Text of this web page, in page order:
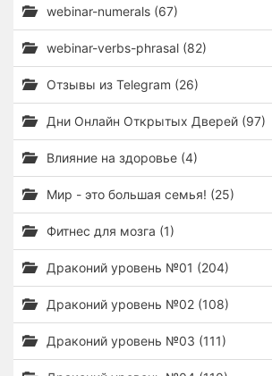
webinar-numerals (67)
webinar-verbs-phrasal (82)
Отзывы из Telegram (26)
Дни Онлайн Открытых Дверей (97)
Влияние на здоровье (4)
Мир - это большая семья! (25)
Фитнес для мозга (1)
Драконий уровень №01 (204)
Драконий уровень №02 (108)
Драконий уровень №03 (111)